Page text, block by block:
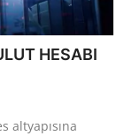
HESABI
altyapısına